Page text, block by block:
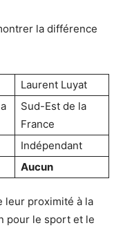
la différence
Laurent Luyat
Sud-Est de la
France
Indépendant
Aucun
leur proximité à la
pour le sport et le